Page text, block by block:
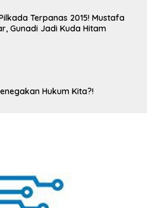
Terpanas 2015! Mustafa
Gunadi Jadi Kuda Hitam
Hukum Kita?!